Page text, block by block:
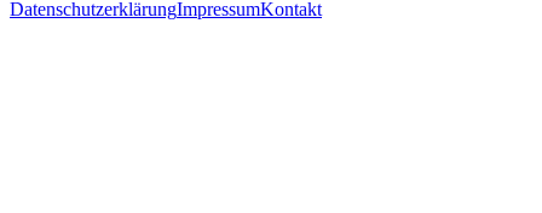
DatenschutzerklärungImpressumKontakt